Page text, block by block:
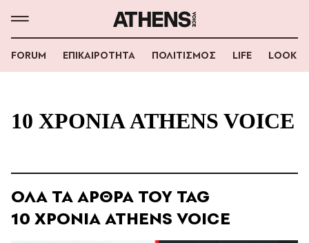
FORUM ΕΠΙΚΑΙΡΟΤΗΤΑ ΠΟΛΙΤΙΣΜΟΣ LIFE LOOK
10 ΧΡΟΝΙΑ ATHENS VOICE
ΟΛΑ ΤΑ ΑΡΘΡΑ ΤΟΥ TAG
10 ΧΡΟΝΙΑ ATHENS VOICE